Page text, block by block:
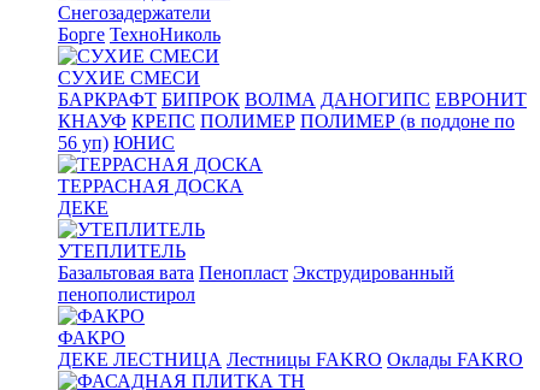
Снегозадержатели
Борге ТехноНиколь
СУХИЕ СМЕСИ
БАРКРАФТ БИПРОК ВОЛМА ДАНОГИПС ЕВРОНИТ
КНАУФ КРЕПС ПОЛИМЕР ПОЛИМЕР (в поддоне по
56 уп) ЮНИС
ТЕРРАСНАЯ ДОСКА
ДЕКЕ
УТЕПЛИТЕЛЬ
Базальтовая вата Пенопласт Экструдированный
пенополистирол
ФАКРО
ДЕКЕ ЛЕСТНИЦА Лестницы FAKRO Оклады FAKRO